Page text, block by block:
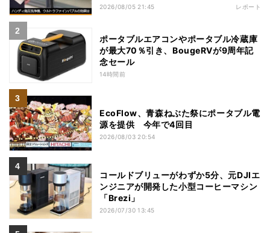
2026/08/05 21:45 レポート
ポータブルエアコンやポータブル冷蔵庫
が最大70％引き、BougeRVが9周年記
念セール
14時間前
EcoFlow、青森ねぶた祭にポータブル電
源を提供 今年で4回目
2026/08/03 20:54
コールドブリューがわずか5分、元DJIエ
ンジニアが開発した小型コーヒーマシン
「Brezi」
2026/07/30 13:45